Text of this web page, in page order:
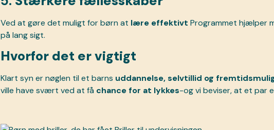
Ved at gøre det muligt for børn at lære effektivt Programmet hjælper
på lang sigt.
Hvorfor det er vigtigt
Klart syn er nøglen til et barns uddannelse, selvtillid og
ville have svært ved at få chance for at lykkes-og vi beviser, at et par